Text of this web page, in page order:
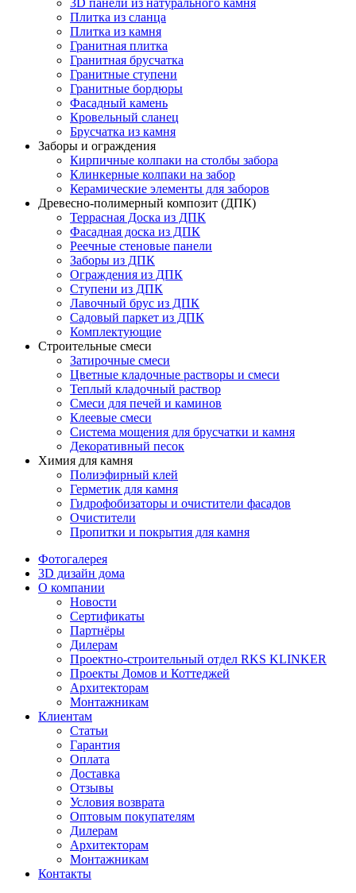
3D панели из натурального камня
Плитка из сланца
Плитка из камня
Гранитная плитка
Гранитная брусчатка
Гранитные ступени
Гранитные бордюры
Фасадный камень
Кровельный сланец
Брусчатка из камня
Заборы и ограждения
Кирпичные колпаки на столбы забора
Клинкерные колпаки на забор
Керамические элементы для заборов
Древесно-полимерный композит (ДПК)
Террасная Доска из ДПК
Фасадная доска из ДПК
Реечные стеновые панели
Заборы из ДПК
Ограждения из ДПК
Ступени из ДПК
Лавочный брус из ДПК
Садовый паркет из ДПК
Комплектующие
Строительные смеси
Затирочные смеси
Цветные кладочные растворы и смеси
Теплый кладочный раствор
Смеси для печей и каминов
Клеевые смеси
Система мощения для брусчатки и камня
Декоративный песок
Химия для камня
Полиэфирный клей
Герметик для камня
Гидрофобизаторы и очистители фасадов
Очистители
Пропитки и покрытия для камня
Фотогалерея
3D дизайн дома
О компании
Новости
Сертификаты
Партнёры
Дилерам
Проектно-строительный отдел RKS KLINKER
Проекты Домов и Коттеджей
Архитекторам
Монтажникам
Клиентам
Статьи
Гарантия
Оплата
Доставка
Отзывы
Условия возврата
Оптовым покупателям
Дилерам
Архитекторам
Монтажникам
Контакты